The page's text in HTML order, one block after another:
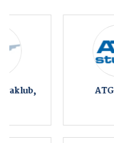
Obec Sobíšky